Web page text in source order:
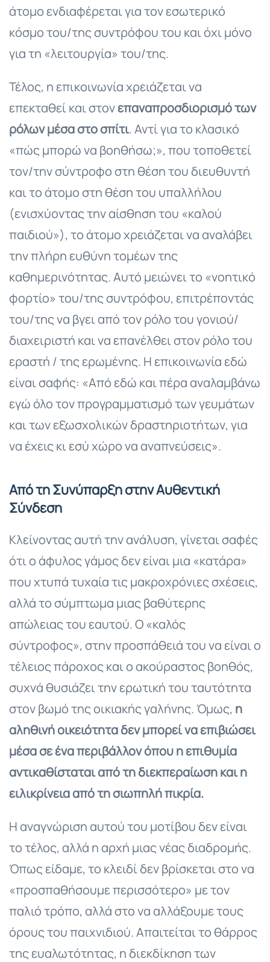
άτομο ενδιαφέρεται για τον εσωτερικό
κόσμο του/της συντρόφου του και όχι μόνο
για τη «λειτουργία» του/της.
Τέλος, η επικοινωνία χρειάζεται να
επεκταθεί και στονεπαναπροσδιορισμό των
ρόλων μέσα στο σπίτι. Αντί για το κλασικό
«πώς μπορώ να βοηθήσω;», που τοποθετεί
τον/την σύντροφο στη θέση του διευθυντή
και το άτομο στη θέση του υπαλλήλου
(ενισχύοντας την αίσθηση του «καλού
παιδιού»), το άτομο χρειάζεται να αναλάβει
την πλήρη ευθύνη τομέων της
καθημερινότητας. Αυτό μειώνει το «νοητικό
φορτίο» του/της συντρόφου, επιτρέποντάς
του/της να βγει από τον ρόλο του γονιού/
διαχειριστή και να επανέλθει στον ρόλο του
εραστή / της ερωμένης. Η επικοινωνία εδώ
είναι σαφής: «Από εδώ και πέρα αναλαμβάνω
εγώ όλο τον προγραμματισμό των γευμάτων
και των εξωσχολικών δραστηριοτήτων, για
να έχεις κι εσύ χώρο να αναπνεύσεις».
Από τη Συνύπαρξη στην Αυθεντική
Σύνδεση
Κλείνοντας αυτή την ανάλυση, γίνεται σαφές
ότι ο άφυλος γάμος δεν είναι μια «κατάρα»
που χτυπά τυχαία τις μακροχρόνιες σχέσεις,
αλλά το σύμπτωμα μιας βαθύτερης
απώλειας του εαυτού. Ο «καλός
σύντροφος», στην προσπάθειά του να είναι ο
τέλειος πάροχος και ο ακούραστος βοηθός,
συχνά θυσιάζει την ερωτική του ταυτότητα
στον βωμό της οικιακής γαλήνης. Όμως, η
αληθινή οικειότητα δεν μπορεί να επιβιώσει
μέσα σε ένα περιβάλλον όπου η επιθυμία
αντικαθίσταται από τη διεκπεραίωση και η
ειλικρίνεια από τη σιωπηλή πικρία.
Η αναγνώριση αυτού του μοτίβου δεν είναι
το τέλος, αλλά η αρχή μιας νέας διαδρομής.
Όπως είδαμε, το κλειδί δεν βρίσκεται στο να
«προσπαθήσουμε περισσότερο» με τον
παλιό τρόπο, αλλά στο να αλλάξουμε τους
όρους του παιχνιδιού. Απαιτείται το θάρρος
της ευαλωτότητας, η διεκδίκηση των